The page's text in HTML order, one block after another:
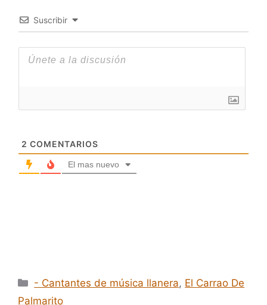
Suscribir
2 COMENTARIOS
El mas nuevo
Categorías
- Cantantes de música llanera, El Carrao De
Palmarito